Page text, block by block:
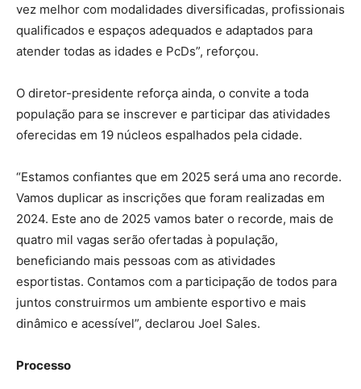
vez melhor com modalidades diversificadas, profissionais
qualificados e espaços adequados e adaptados para
atender todas as idades e PcDs”, reforçou.
O diretor-presidente reforça ainda, o convite a toda
população para se inscrever e participar das atividades
oferecidas em 19 núcleos espalhados pela cidade.
“Estamos confiantes que em 2025 será uma ano recorde.
Vamos duplicar as inscrições que foram realizadas em
2024. Este ano de 2025 vamos bater o recorde, mais de
quatro mil vagas serão ofertadas à população,
beneficiando mais pessoas com as atividades
esportistas. Contamos com a participação de todos para
juntos construirmos um ambiente esportivo e mais
dinâmico e acessível”, declarou Joel Sales.
Processo